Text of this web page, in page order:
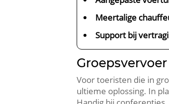
Meertalige
Support bij
Voor toeristen die in
ultieme oplossing. In